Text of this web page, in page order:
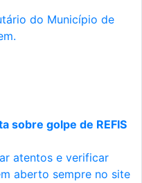
do Município de
sobre golpe de REFIS
atentos e verificar
aberto sempre no site